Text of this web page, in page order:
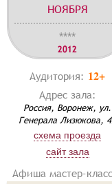
НОЯБРЯ
****
2012
Аудитория: 12+
Адрес зала:
Россия, Воронеж, ул.
Генерала Лизюкова,
схема проезда
сайт зала
Афиша мастер-